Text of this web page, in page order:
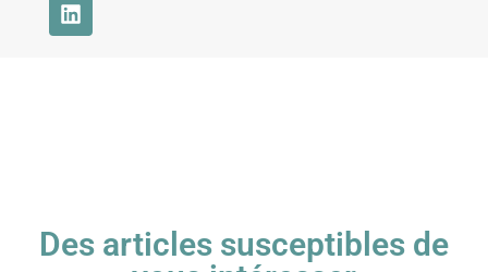
Des articles susceptibles de